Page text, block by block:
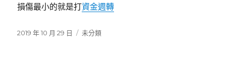
損傷最小的就是打資金週轉
發
2019 年 10 月 29 日
分
未分類